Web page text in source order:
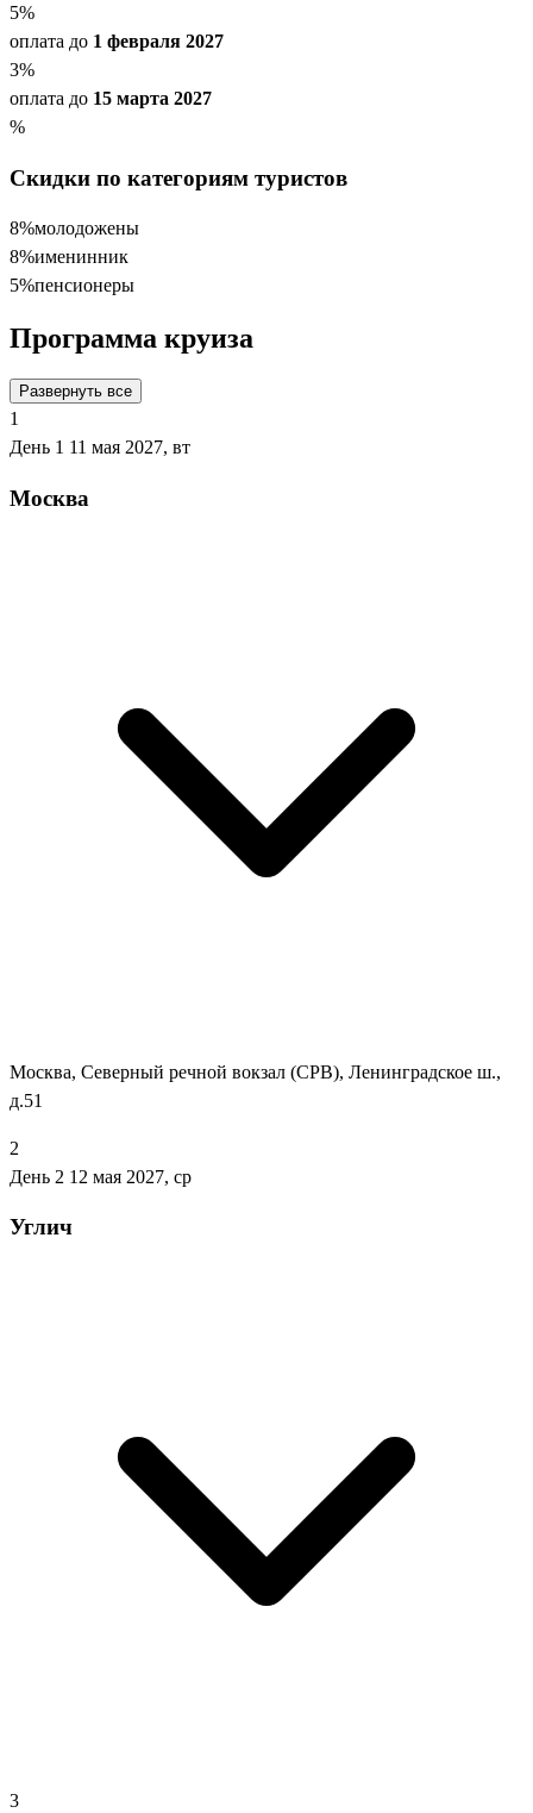
5%
оплата до 1 февраля 2027
3%
оплата до 15 марта 2027
%
Скидки по категориям туристов
8%молодожены
8%именинник
5%пенсионеры
Программа круиза
Развернуть все
1
День 1 11 мая 2027, вт
Москва
Москва, Северный речной вокзал (СРВ), Ленинградское ш.,
д.51
2
День 2 12 мая 2027, ср
Углич
3